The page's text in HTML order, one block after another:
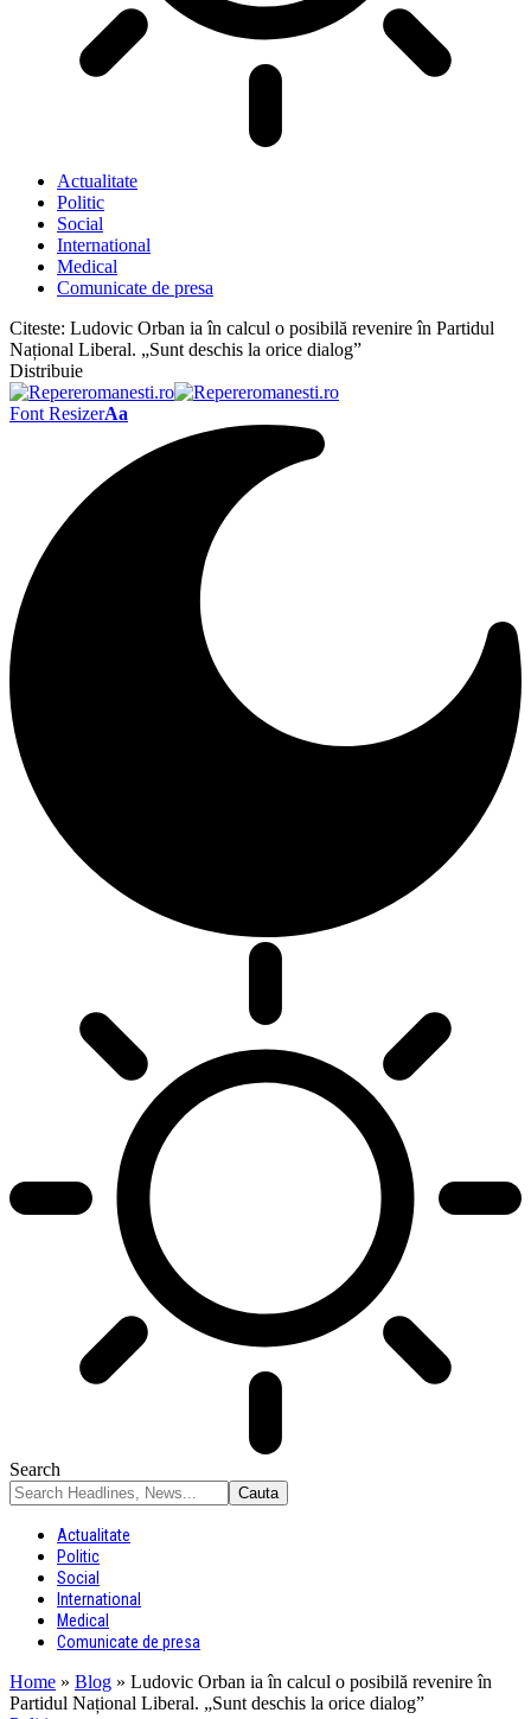
Actualitate
Politic
Social
International
Medical
Comunicate de presa
Citeste: Ludovic Orban ia în calcul o posibilă revenire în Partidul
Național Liberal. „Sunt deschis la orice dialog”
Distribuie
Font ResizerAa
Search
Actualitate
Politic
Social
International
Medical
Comunicate de presa
Home » Blog » Ludovic Orban ia în calcul o posibilă revenire în
Partidul Național Liberal. „Sunt deschis la orice dialog”